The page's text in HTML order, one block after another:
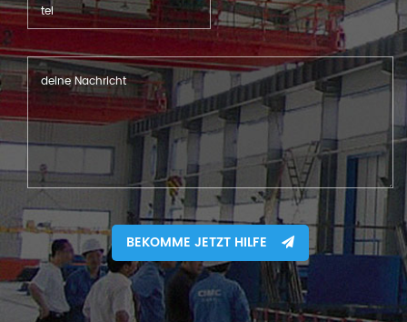
BEKOMME JETZT HILFE